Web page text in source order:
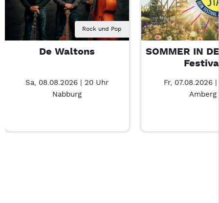
Rock und Pop
De Waltons
Sa, 08.08.2026 | 20 Uhr
Nabburg
SOMMER IN
Fr, 07.08.2026
Amberg